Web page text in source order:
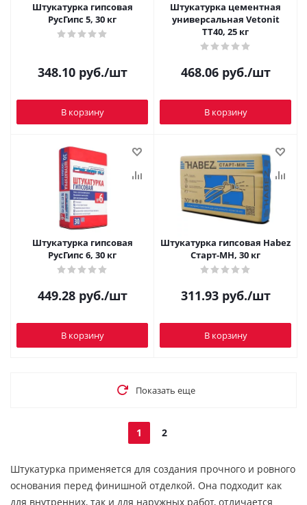
Штукатурка гипсовая
РусГипс 5, 30 кг
348.10руб./шт
В корзину
Штукатурка цементная
универсальная Vetonit
TT40, 25 кг
468.06руб./шт
В корзину
Штукатурка гипсовая
РусГипс 6, 30 кг
449.28руб./шт
В корзину
Штукатурка гипсовая Habez
Старт-МН, 30 кг
311.93руб./шт
В корзину
Показать еще
1 2
Штукатурка применяется для создания прочного и ровного
основания перед финишной отделкой. Она подходит как
для внутренних, так и для наружных работ, отличается